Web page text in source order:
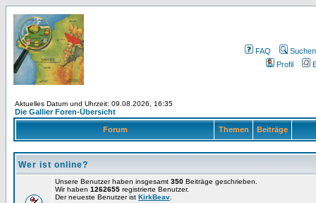
FAQ
Suchen
Profil
Aktuelles Datum und Uhrzeit: 09.08.2026, 16:35
Die Gallier Foren-Übersicht
Forum Themen Beiträge
Wer ist online?
Unsere Benutzer haben insgesamt 350 Beiträge geschrieben.
Wir haben 1262655 registrierte Benutzer.
Der neueste Benutzer ist KirkBeav